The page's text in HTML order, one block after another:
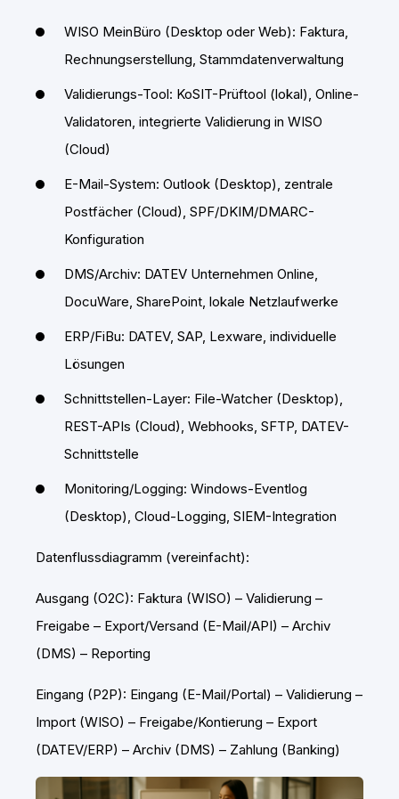
WISO MeinBüro (Desktop oder Web): Faktura,
Rechnungserstellung, Stammdatenverwaltung
Validierungs-Tool: KoSIT-Prüftool (lokal), Online-
Validatoren, integrierte Validierung in WISO
(Cloud)
E-Mail-System: Outlook (Desktop), zentrale
Postfächer (Cloud), SPF/DKIM/DMARC-
Konfiguration
DMS/Archiv: DATEV Unternehmen Online,
DocuWare, SharePoint, lokale Netzlaufwerke
ERP/FiBu: DATEV, SAP, Lexware, individuelle
Lösungen
Schnittstellen-Layer: File-Watcher (Desktop),
REST-APIs (Cloud), Webhooks, SFTP, DATEV-
Schnittstelle
Monitoring/Logging: Windows-Eventlog
(Desktop), Cloud-Logging, SIEM-Integration
Datenflussdiagramm (vereinfacht):
Ausgang (O2C): Faktura (WISO) – Validierung –
Freigabe – Export/Versand (E-Mail/API) – Archiv
(DMS) – Reporting
Eingang (P2P): Eingang (E-Mail/Portal) – Validierung –
Import (WISO) – Freigabe/Kontierung – Export
(DATEV/ERP) – Archiv (DMS) – Zahlung (Banking)